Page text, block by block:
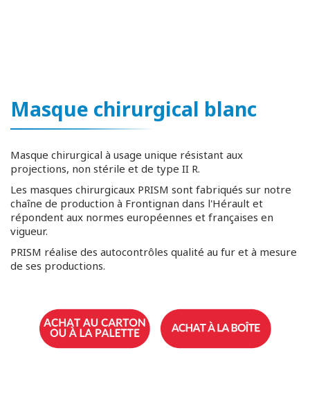
Masque chirurgical blanc
Masque chirurgical à usage unique résistant aux
projections, non stérile et de type II R.
Les masques chirurgicaux PRISM sont fabriqués sur notre
chaîne de production à Frontignan dans l'Hérault et
répondent aux normes européennes et françaises en
vigueur.
PRISM réalise des autocontrôles qualité au fur et à mesure
de ses productions.